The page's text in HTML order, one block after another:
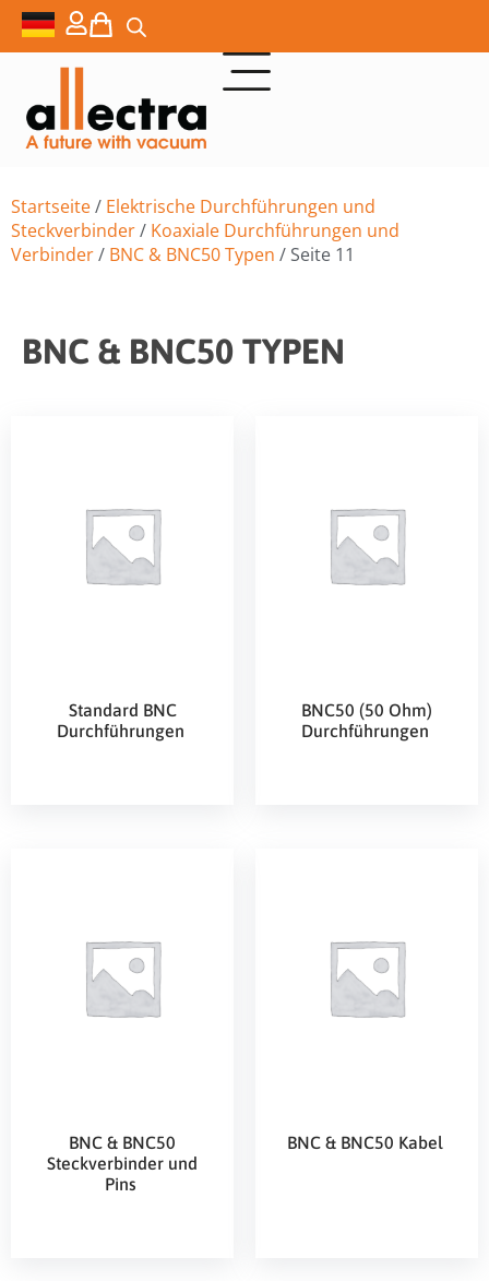
Startseite/ Elektrische Durchführungen und
Steckverbinder/ Koaxiale Durchführungen und
Verbinder/ BNC & BNC50 Typen / Seite 11
BNC & BNC50 TYPEN
Standard BNC
Durchführungen
BNC50 (50 Ohm)
Durchführungen
BNC & BNC50
Steckverbinder und
Pins
BNC & BNC50 Kabel